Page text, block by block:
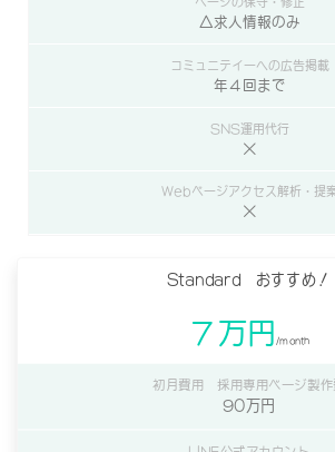
△求人情報のみ
年４回まで
×
×
Standard おすすめ！
７万円 /month
90万円